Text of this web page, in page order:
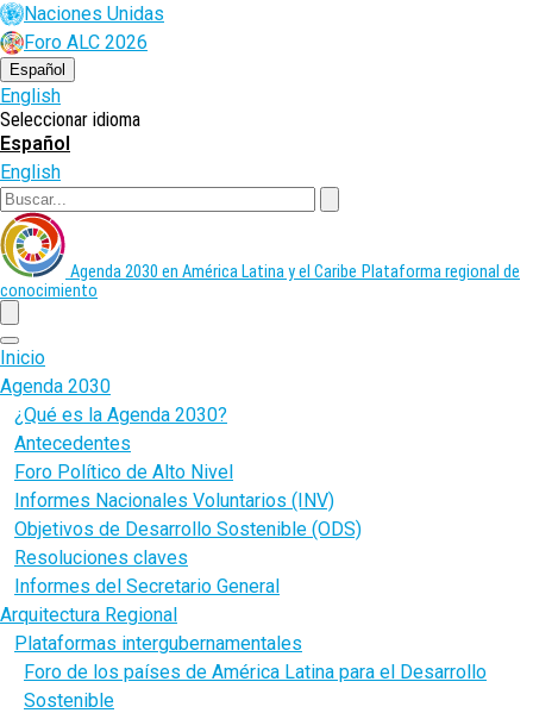
Pasar
al
contenido
principal
Naciones Unidas
Foro ALC 2026
Español
English
Seleccionar idioma
Español
English
Agenda 2030 en América Latina y el Caribe Plataforma regional de
conocimiento
menu
Inicio
Agenda 2030
¿Qué es la Agenda 2030?
Antecedentes
Foro Político de Alto Nivel
Informes Nacionales Voluntarios (INV)
Objetivos de Desarrollo Sostenible (ODS)
Resoluciones claves
Informes del Secretario General
Arquitectura Regional
Plataformas intergubernamentales
Foro de los países de América Latina para el Desarrollo
Sostenible